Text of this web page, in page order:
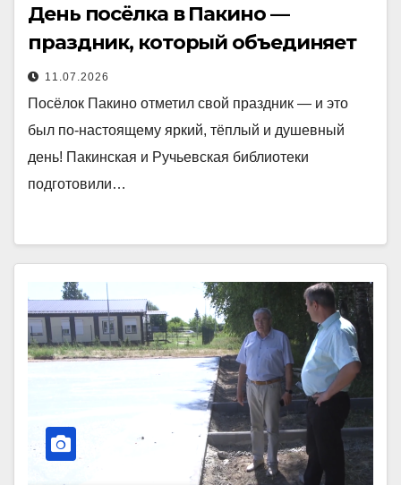
День посёлка в Пакино —
праздник, который объединяет
11.07.2026
Посёлок Пакино отметил свой праздник — и это
был по-настоящему яркий, тёплый и душевный
день! Пакинская и Ручьевская библиотеки
подготовили…